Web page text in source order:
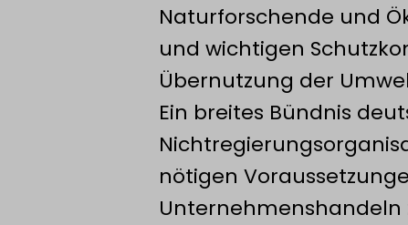
Naturforschende und
und wichtigen
Übernutzung der
Ein breites Bündnis
nötigen